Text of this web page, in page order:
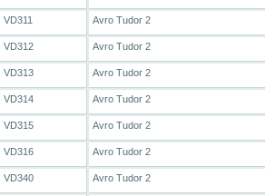
VD311 Avro Tudor 2
VD312 Avro Tudor 2
VD313 Avro Tudor 2
VD314 Avro Tudor 2
VD315 Avro Tudor 2
VD316 Avro Tudor 2
VD340 Avro Tudor 2